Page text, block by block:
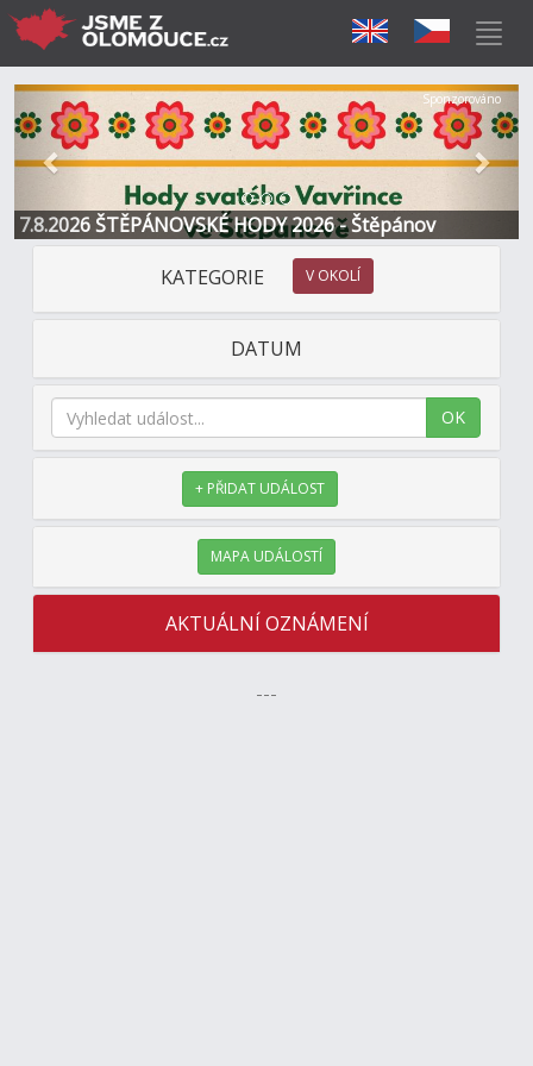
7.8.2026 ŠTĚPÁNOVSKÉ HODY 2026 - Štěpánov
Předchozí Další
Sponzorováno
KATEGORIE V OKOLÍ
DATUM
OK
+ PŘIDAT UDÁLOST
MAPA UDÁLOSTÍ
AKTUÁLNÍ OZNÁMENÍ
---